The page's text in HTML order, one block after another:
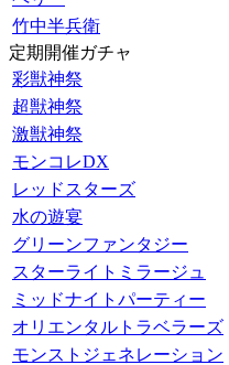
竹中半兵衛
定期開催ガチャ
彩獣神祭
超獣神祭
激獣神祭
モンコレDX
レッドスターズ
水の遊宴
グリーンファンタジー
スターライトミラージュ
ミッドナイトパーティー
オリエンタルトラベラーズ
モンストジェネレーション